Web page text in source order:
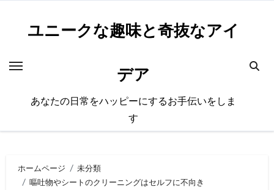
ユニークな趣味と奇抜なアイ
デア
あなたの日常をハッピーにするお手伝いをしま
す
ホームページ
未分類
嘔吐物やシートのクリーニングはセルフに不向き